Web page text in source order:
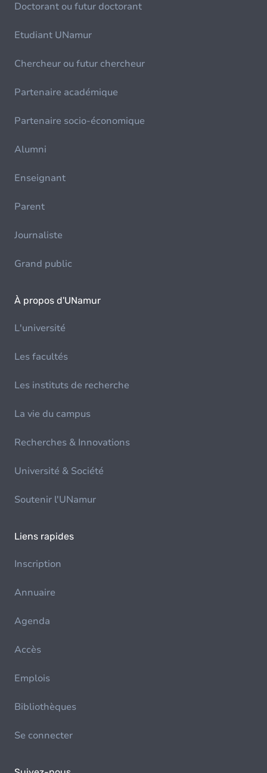
Doctorant ou futur doctorant
Etudiant UNamur
Chercheur ou futur chercheur
Partenaire académique
Partenaire socio-économique
Alumni
Enseignant
Parent
Journaliste
Grand public
À propos d'UNamur
L'université
Les facultés
Les instituts de recherche
La vie du campus
Recherches & Innovations
Université & Société
Soutenir l'UNamur
Liens rapides
Inscription
Annuaire
Agenda
Accès
Emplois
Bibliothèques
Se connecter